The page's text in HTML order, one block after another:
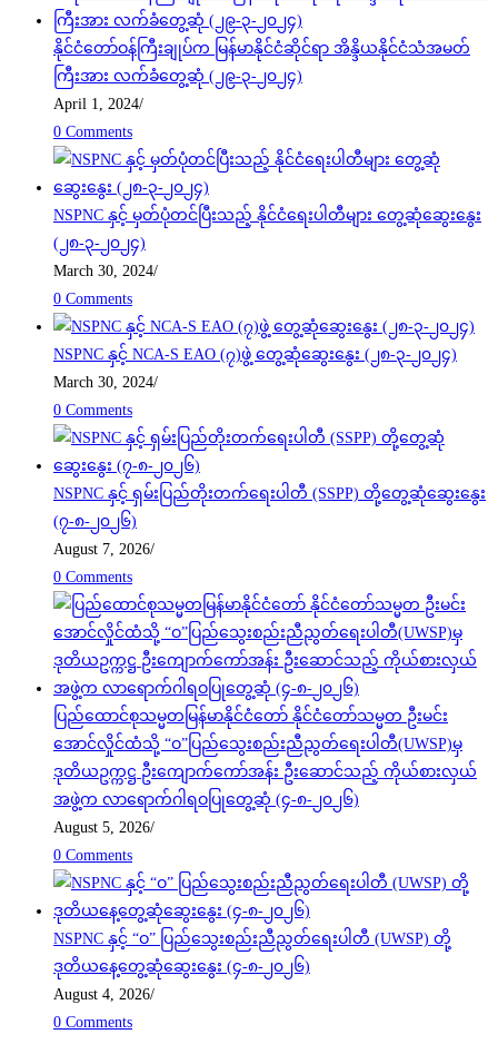
နိုင်ငံတော်ဝန်ကြီးချုပ်က မြန်မာနိုင်ငံဆိုင်ရာ အိန္ဒိယနိုင်ငံသံအမတ်
ကြီးအား လက်ခံတွေ့ဆုံ (၂၉-၃-၂၀၂၄)
April 1, 2024/
0 Comments
NSPNC နှင့် မှတ်ပုံတင်ပြီးသည့် နိုင်ငံရေးပါတီများ တွေ့ဆုံဆွေးနွေး
(၂၈-၃-၂၀၂၄)
March 30, 2024/
0 Comments
NSPNC နှင့် NCA-S EAO (၇)ဖွဲ့ တွေ့ဆုံဆွေးနွေး (၂၈-၃-၂၀၂၄)
March 30, 2024/
0 Comments
NSPNC နှင့် ရှမ်းပြည်တိုးတက်ရေးပါတီ (SSPP) တို့တွေ့ဆုံဆွေးနွေး
(၇-၈-၂၀၂၆)
August 7, 2026/
0 Comments
ပြည်ထောင်စုသမ္မတမြန်မာနိုင်ငံတော် နိုင်ငံတော်သမ္မတ ဦးမင်း
အောင်လှိုင်ထံသို့ “ဝ”ပြည်သွေးစည်းညီညွတ်ရေးပါတီ(UWSP)မှ
ဒုတိယဥက္ကဋ္ဌ ဦးကျောက်ကော်အန်း ဦးဆောင်သည့် ကိုယ်စားလှယ်
အဖွဲ့က လာရောက်ဂါရဝပြုတွေ့ဆုံ (၄-၈-၂၀၂၆)
August 5, 2026/
0 Comments
NSPNC နှင့် “ဝ” ပြည်သွေးစည်းညီညွတ်ရေးပါတီ (UWSP) တို့
ဒုတိယနေ့တွေ့ဆုံဆွေးနွေး (၄-၈-၂၀၂၆)
August 4, 2026/
0 Comments